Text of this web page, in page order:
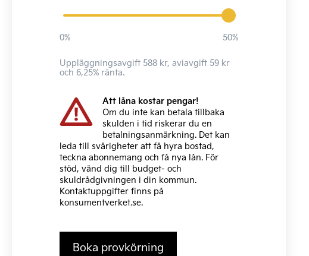
0% 50%
Uppläggningsavgift 588 kr, aviavgift 59 kr
och 6,25% ränta.
Att låna kostar pengar!
Om du inte kan betala tillbaka
skulden i tid riskerar du en
betalningsanmärkning. Det kan
leda till svårigheter att få hyra bostad,
teckna abonnemang och få nya lån. För
stöd, vänd dig till budget- och
skuldrådgivningen i din kommun.
Kontaktuppgifter finns på
konsumentverket.se.
Boka provkörning